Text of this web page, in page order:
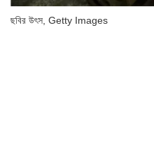
ছবির উৎস, Getty Images